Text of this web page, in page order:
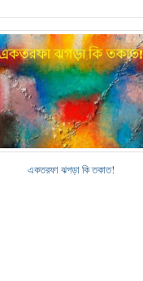
একতরফা ঝগড়া কি তকাত!